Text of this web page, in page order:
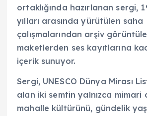
ortaklığında hazırlanan sergi,
yılları arasında yürütülen saha
çalışmalarından arşiv
maketlerden ses kayıtlarına
içerik sunuyor.
Sergi, UNESCO Dünya Mirası
alan iki semtin yalnızca mimari
mahalle kültürünü, gündelik